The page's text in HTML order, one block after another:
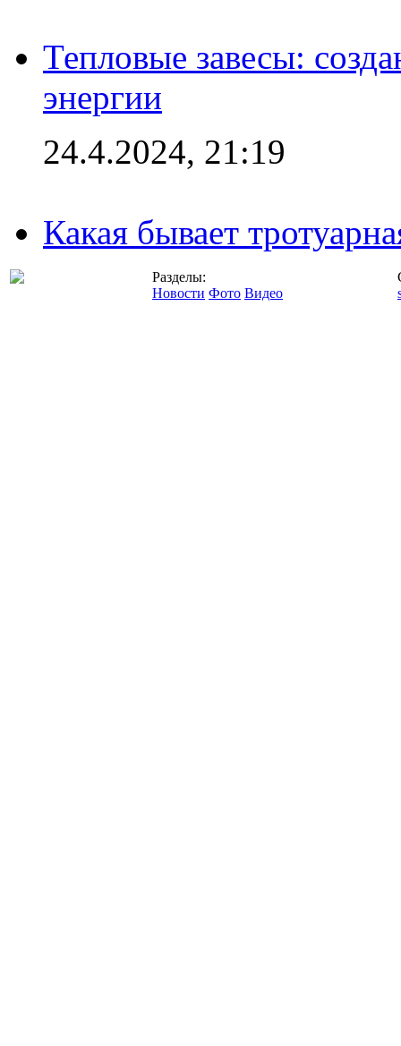
Тепловые завесы:
энергии
24.4.2024, 21:19
Какая бывает
Разделы:
Новости Фото Видео